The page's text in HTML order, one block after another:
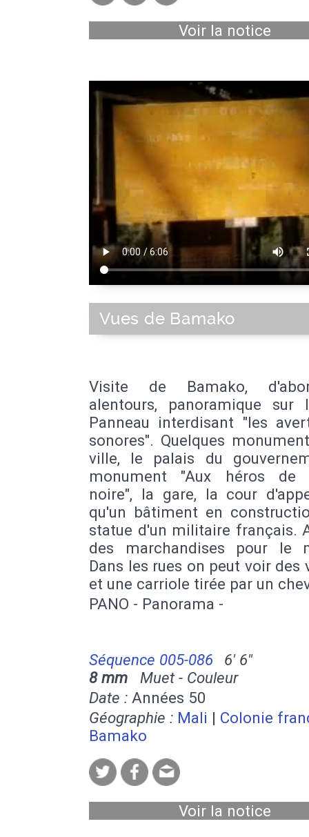
Voir la notice
Vues de Bamako
Visite de Bamako,
alentours, panoramique sur
Panneau interdisant "les
sonores". Quelques
ville, le palais du
monument "Aux héros de
noire", la gare, la cour
qu'un bâtiment en
statue d'un militaire français.
des marchandises pour le
Dans les rues on peut voir des
et une carriole tirée par un
PANO - Panorama -
Séquence 005-086
6' 6''
8 mm Muet - Couleur
Date : Années 50
Géographie : Mali | Colonie
Bamako
Voir la notice